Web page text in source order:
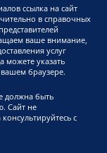
ссылка на сайт
в справочных
ваше внимание,
услуг
можете указать
браузере.
должна быть
Сайт не
с